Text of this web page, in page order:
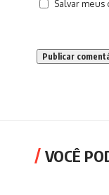
Salvar
VOCÊ